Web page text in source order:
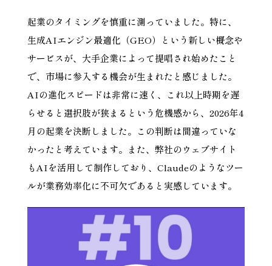
起業のタイミングを慎重に測っていました。特に、
生成AIエンジン最適化（GEO）という新しい概念や
サービスが、大手企業によって提唱され始めたこと
で、市場に参入する機会が生まれたと感じました。
AIの進化スピードは非常に速く、これ以上時期を遅
らせると選択肢が狭まるという危機感から、2026年4
月の起業を決断しました。この判断は間違っていな
かったと考えています。また、弊社のウェブサイト
もAIを活用して制作しており、Claudeのようなツー
ルが業務効率化に不可欠であると実感しています。